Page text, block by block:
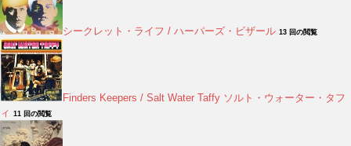
シークレット・ライフ / ハーパーズ・ビザール 13 回の閲覧
Finders Keepers / Salt Water Taffy ソルト・ウォーター・タフ
ィ 11 回の閲覧